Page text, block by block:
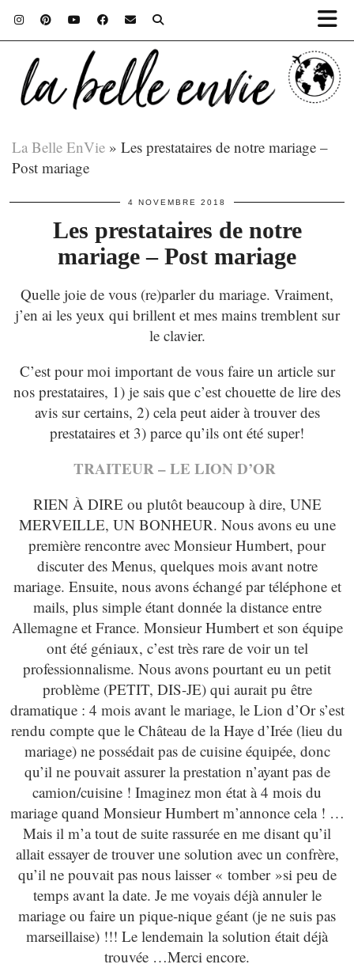
La Belle EnVie » Les prestataires de notre mariage –
Post mariage
4 NOVEMBRE 2018
Les prestataires de notre
mariage – Post mariage
Quelle joie de vous (re)parler du mariage. Vraiment,
j’en ai les yeux qui brillent et mes mains tremblent sur
le clavier.
C’est pour moi important de vous faire un article sur
nos prestataires, 1) je sais que c’est chouette de lire des
avis sur certains, 2) cela peut aider à trouver des
prestataires et 3) parce qu’ils ont été super!
TRAITEUR – LE LION D’OR
RIEN À DIRE ou plutôt beaucoup à dire, UNE
MERVEILLE, UN BONHEUR. Nous avons eu une
première rencontre avec Monsieur Humbert, pour
discuter des Menus, quelques mois avant notre
mariage. Ensuite, nous avons échangé par téléphone et
mails, plus simple étant donnée la distance entre
Allemagne et France. Monsieur Humbert et son équipe
ont été géniaux, c’est très rare de voir un tel
professionnalisme. Nous avons pourtant eu un petit
problème (PETIT, DIS-JE) qui aurait pu être
dramatique : 4 mois avant le mariage, le Lion d’Or s’est
rendu compte que le Château de la Haye d’Irée (lieu du
mariage) ne possédait pas de cuisine équipée, donc
qu’il ne pouvait assurer la prestation n’ayant pas de
camion/cuisine ! Imaginez mon état à 4 mois du
mariage quand Monsieur Humbert m’annonce cela ! …
Mais il m’a tout de suite rassurée en me disant qu’il
allait essayer de trouver une solution avec un confrère,
qu’il ne pouvait pas nous laisser « tomber »si peu de
temps avant la date. Je me voyais déjà annuler le
mariage ou faire un pique-nique géant (je ne suis pas
marseillaise) !!! Le lendemain la solution était déjà
trouvée …Merci encore.